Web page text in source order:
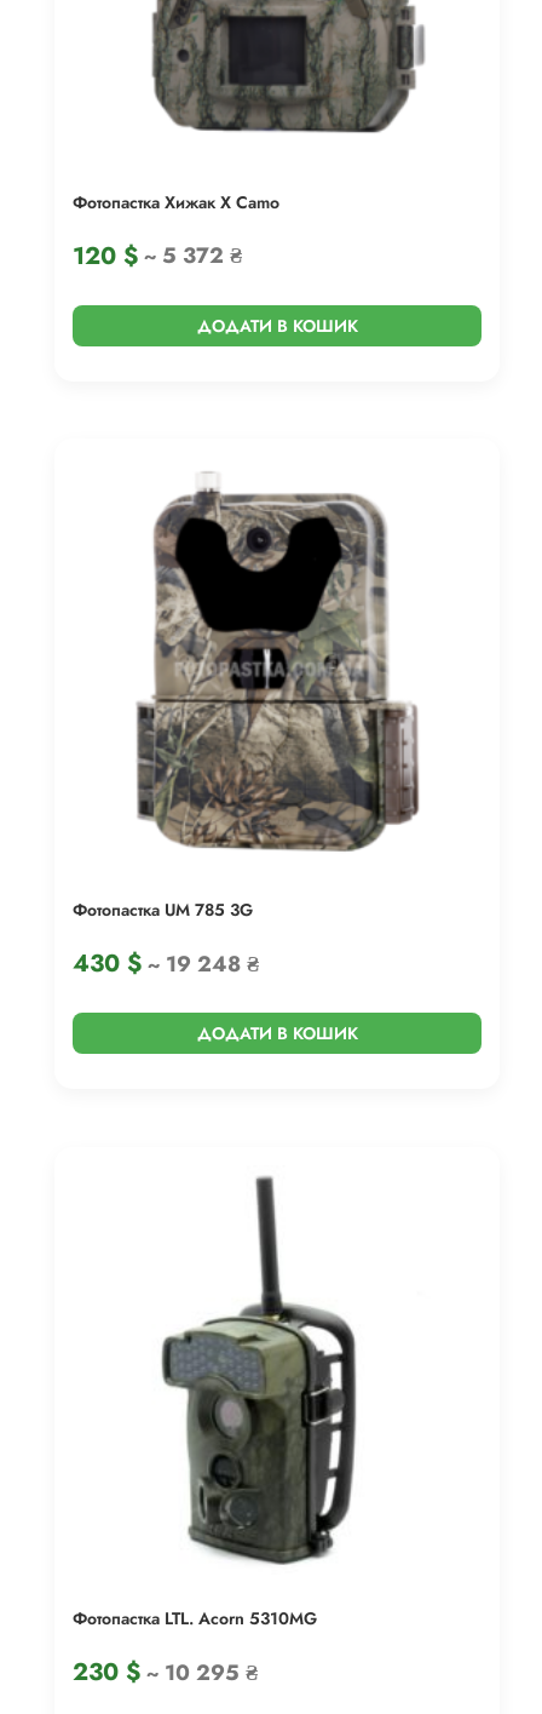
Фотопастка Хижак X Camo
120 $~ 5 372 ₴
ДОДАТИ В КОШИК
Фотопастка UM 785 3G
430 $~ 19 248 ₴
ДОДАТИ В КОШИК
Фотопастка LTL. Acorn 5310MG
230 $~ 10 295 ₴